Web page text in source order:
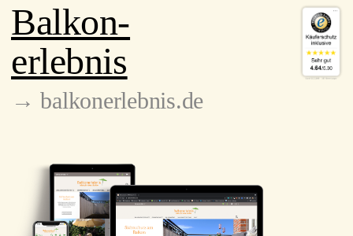
Balkon-
erlebnis
→ balkonerlebnis.de